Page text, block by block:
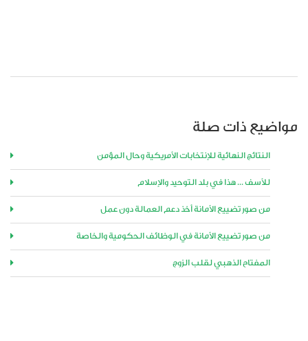
مواضيع ذات صلة
النتائج النهائية للإنتخابات الأمريكية وحال المؤمن
للأسف ... هذا في بلد التوحيد والإسلام
من صور تضييع الأمانة أخذ دعم العمالة دون عمل
من صور تضييع الأمانة في الوظائف الحكومية والخاصة
المفتاح الذهبي لقلب الزوج